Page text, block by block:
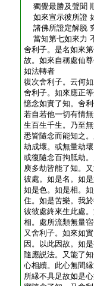
獨覺最勝及聲聞
如來宣示彼所證
諸佛所證定解脱
當知第七如來力
舍利子。是名如來
故。如來自稱處仙
如法轉者
復次舍利子。云何
舍利子。如來應正
憶念如實了知。舍
若自若他一切有情
生百生千生。乃至
悉皆隨念而能知之
劫成壞。或無量劫
或復隨念百拘胝劫
庾多劫皆能了知。
彼處。如是名。如
如是色。如是相。
住。如是苦樂。我
彼彼處終來生此處
相。處所流類無量
又舍利子。如來如
因。以此因故。如
隨應説法。又能了
心相續。此心無間
所縁不具足故如是